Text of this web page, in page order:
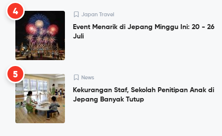
4 Japan Travel
Event Menarik di Jepang Minggu Ini: 20 - 26
Juli
5 News
Kekurangan Staf, Sekolah Penitipan Anak di
Jepang Banyak Tutup